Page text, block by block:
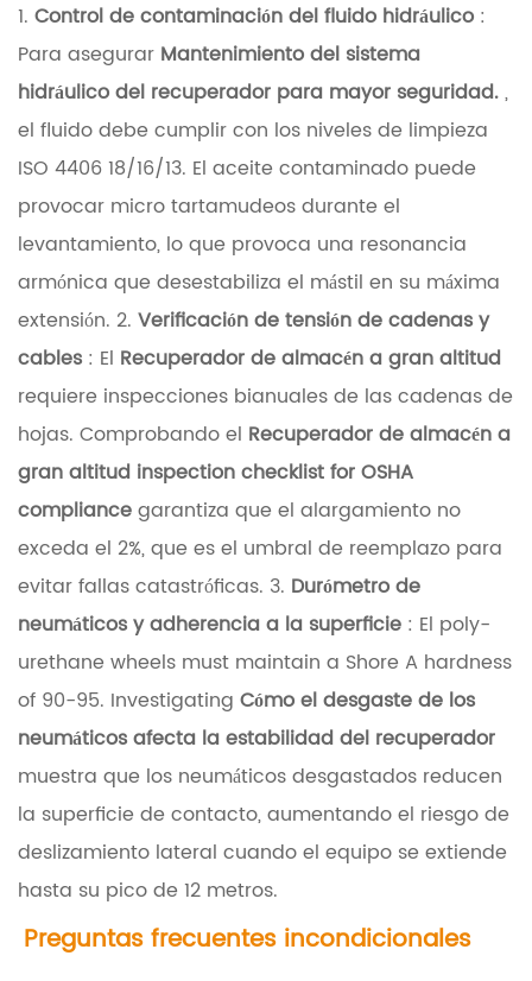
i
s
t
e
m
a
s
d
e
b
a
t
e
r
í
a
s
y
c
o
n
t
i
n
u
1. Control de contaminación del fluido hidráulico :
Para asegurar Mantenimiento del sistema
hidráulico del recuperador para mayor seguridad.,
el fluido debe cumplir con los niveles de limpieza
ISO 4406 18/16/13. El aceite contaminado puede
provocar micro tartamudeos durante el
levantamiento, lo que provoca una resonancia
armónica que desestabiliza el mástil en su máxima
extensión. 2. Verificación de tensión de cadenas y
cables : El Recuperador de almacén a gran altitud
requiere inspecciones bianuales de las cadenas de
hojas. Comprobando el Recuperador de almacén a
gran altitud inspection checklist for OSHA
compliancegarantiza que el alargamiento no
exceda el 2%, que es el umbral de reemplazo para
evitar fallas catastróficas. 3. Durómetro de
neumáticos y adherencia a la superficie : El poly-
urethane wheels must maintain a Shore A hardness
of 90-95. Investigating Cómo el desgaste de los
neumáticos afecta la estabilidad del recuperador
muestra que los neumáticos desgastados reducen
la superficie de contacto, aumentando el riesgo de
deslizamiento lateral cuando el equipo se extiende
hasta su pico de 12 metros.
Preguntas frecuentes incondicionales